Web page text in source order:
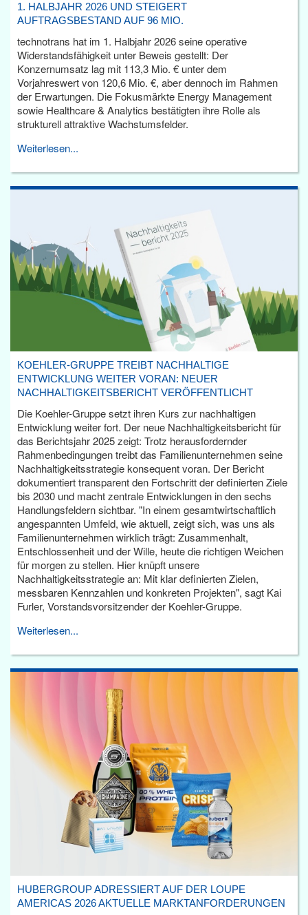
1. HALBJAHR 2026 UND STEIGERT
AUFTRAGSBESTAND AUF 96 MIO.
technotrans hat im 1. Halbjahr 2026 seine operative
Widerstandsfähigkeit unter Beweis gestellt: Der
Konzernumsatz lag mit 113,3 Mio. € unter dem
Vorjahreswert von 120,6 Mio. €, aber dennoch im Rahmen
der Erwartungen. Die Fokusmärkte Energy Management
sowie Healthcare & Analytics bestätigten ihre Rolle als
strukturell attraktive Wachstumsfelder.
Weiterlesen...
KOEHLER-GRUPPE TREIBT NACHHALTIGE
ENTWICKLUNG WEITER VORAN: NEUER
NACHHALTIGKEITSBERICHT VERÖFFENTLICHT
Die Koehler-Gruppe setzt ihren Kurs zur nachhaltigen
Entwicklung weiter fort. Der neue Nachhaltigkeitsbericht für
das Berichtsjahr 2025 zeigt: Trotz herausfordernder
Rahmenbedingungen treibt das Familienunternehmen seine
Nachhaltigkeitsstrategie konsequent voran. Der Bericht
dokumentiert transparent den Fortschritt der definierten Ziele
bis 2030 und macht zentrale Entwicklungen in den sechs
Handlungsfeldern sichtbar. "In einem gesamtwirtschaftlich
angespannten Umfeld, wie aktuell, zeigt sich, was uns als
Familienunternehmen wirklich trägt: Zusammenhalt,
Entschlossenheit und der Wille, heute die richtigen Weichen
für morgen zu stellen. Hier knüpft unsere
Nachhaltigkeitsstrategie an: Mit klar definierten Zielen,
messbaren Kennzahlen und konkreten Projekten", sagt Kai
Furler, Vorstandsvorsitzender der Koehler-Gruppe.
Weiterlesen...
HUBERGROUP ADRESSIERT AUF DER LOUPE
AMERICAS 2026 AKTUELLE MARKTANFORDERUNGEN